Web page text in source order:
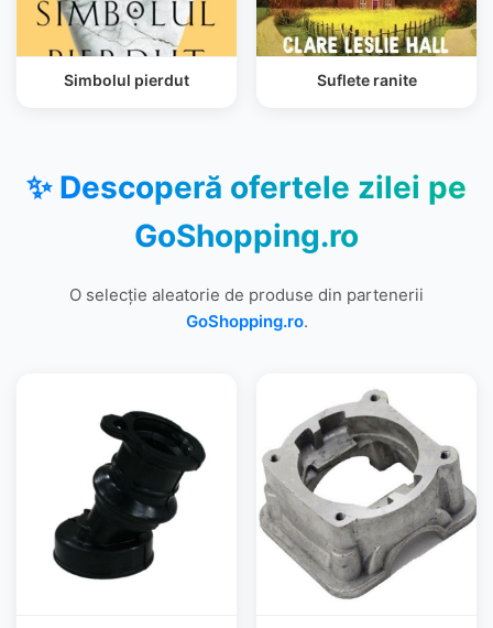
Simbolul pierdut Suflete ranite
✨ Descoperă ofertele zilei pe
GoShopping.ro
O selecție aleatorie de produse din partenerii
GoShopping.ro.